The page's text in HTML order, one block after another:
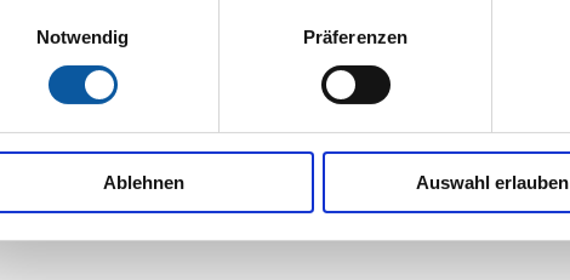
Notwendig
Präferenzen
Ablehnen Auswahl erlauben
öffentliche Auftraggeber